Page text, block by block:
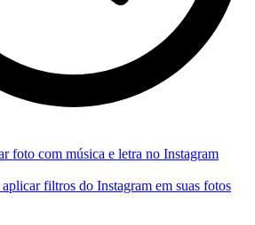
foto com música e letra no Instagram
filtros do Instagram em suas fotos